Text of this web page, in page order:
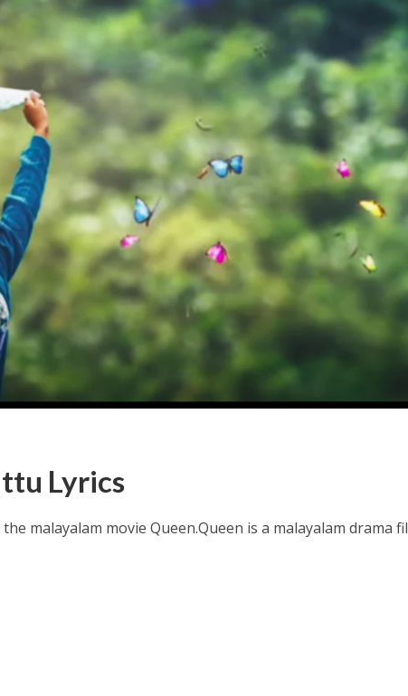
– Ponniyin Selvan: I [2022]
Selvan: I [2022]
Lyrics
malayalam movie Queen.Queen is a malayalam drama